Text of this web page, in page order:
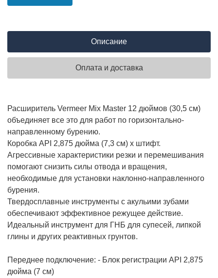
Описание
Оплата и доставка
Расширитель Vermeer Mix Master 12 дюймов (30,5 см)
объединяет все это для работ по горизонтально-
направленному бурению.
Коробка API 2,875 дюйма (7,3 см) x штифт.
Агрессивные характеристики резки и перемешивания
помогают снизить силы отвода и вращения,
необходимые для установки наклонно-направленного
бурения.
Твердосплавные инструменты с акульими зубами
обеспечивают эффективное режущее действие.
Идеальный инструмент для ГНБ для супесей, липкой
глины и других реактивных грунтов.
Переднее подключение: - Блок регистрации API 2,875
дюйма (7 см)